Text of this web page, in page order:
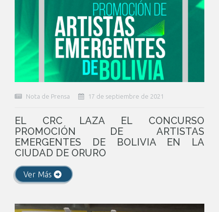
Nota de Prensa 17 de septiembre de 2021
EL CRC LAZA EL CONCURSO
PROMOCIÓN DE ARTISTAS
EMERGENTES DE BOLIVIA EN LA
CIUDAD DE ORURO
Ver Más